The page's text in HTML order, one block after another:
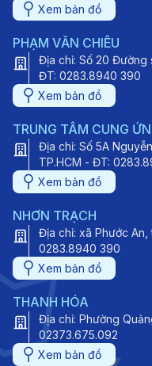
Xem bản đồ
PHẠM VĂN CHIÊU
Địa chỉ: Số 20 Đường
ĐT: 0283.8940 390
Xem bản đồ
TRUNG TÂM CUNG
Địa chỉ: Số 5A
TP.HCM - ĐT:
Xem bản đồ
NHƠN TRẠCH
Địa chỉ: xã Phước
0283.8940 390
Xem bản đồ
THANH HÓA
Địa chỉ: Phường
02373.675.092
Xem bản đồ